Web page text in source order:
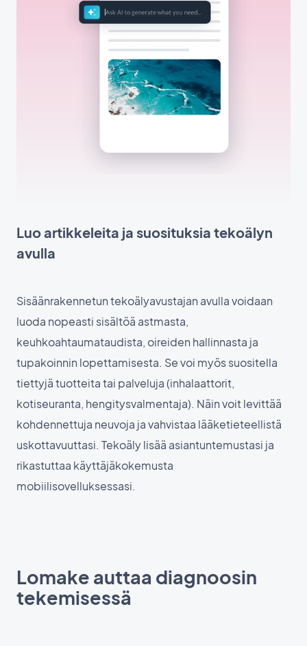
Luo artikkeleita ja suosituksia tekoälyn
avulla
Sisäänrakennetun tekoälyavustajan avulla voidaan
luoda nopeasti sisältöä astmasta,
keuhkoahtaumataudista, oireiden hallinnasta ja
tupakoinnin lopettamisesta. Se voi myös suositella
tiettyjä tuotteita tai palveluja (inhalaattorit,
kotiseuranta, hengitysvalmentaja). Näin voit levittää
kohdennettuja neuvoja ja vahvistaa lääketieteellistä
uskottavuuttasi. Tekoäly lisää asiantuntemustasi ja
rikastuttaa käyttäjäkokemusta
mobiilisovelluksessasi.
Lomake auttaa diagnoosin
tekemisessä